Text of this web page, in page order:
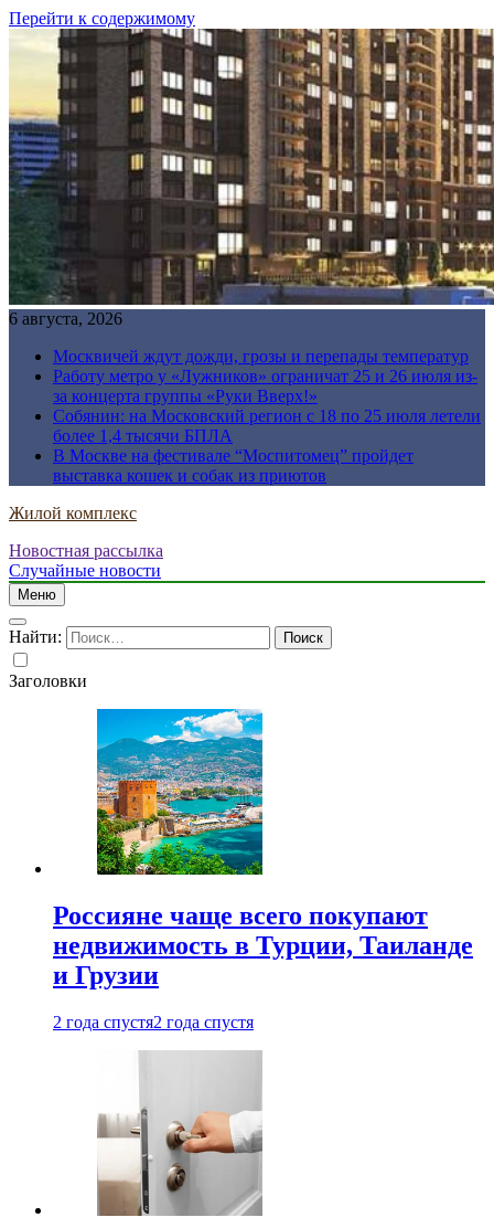
Перейти к содержимому
6 августа, 2026
Москвичей ждут дожди, грозы и перепады температур
Работу метро у «Лужников» ограничат 25 и 26 июля из-
за концерта группы «Руки Вверх!»
Собянин: на Московский регион с 18 по 25 июля летели
более 1,4 тысячи БПЛА
В Москве на фестивале “Моспитомец” пройдет
выставка кошек и собак из приютов
Жилой комплекс
Новостная рассылка
Случайные новости
Меню
Найти:
Заголовки
Россияне чаще всего покупают
недвижимость в Турции, Таиланде
и Грузии
2 года спустя2 года спустя